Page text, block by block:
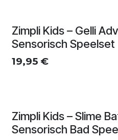
Zimpli Kids – Gelli
Sensorisch Speelset
19,95 €
Zimpli Kids – Slime
Sensorisch Bad